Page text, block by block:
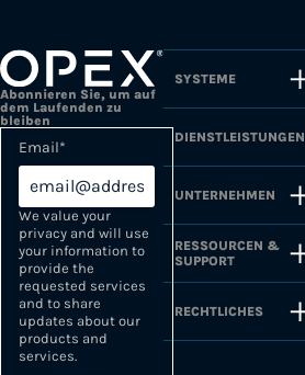
Abonnieren Sie, um auf
dem Laufenden zu
bleiben
Email*
We value your
privacy and will use
your information to
provide the
requested services
and to share
updates about our
products and
services.
SYSTEME
DIENSTLEISTUNGEN
UNTERNEHMEN
RESSOURCEN &
SUPPORT
RECHTLICHES